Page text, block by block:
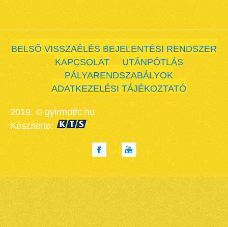
BELSŐ VISSZAÉLÉS BEJELENTÉSI RENDSZER
KAPCSOLAT
UTÁNPÓTLÁS
PÁLYARENDSZABÁLYOK
ADATKEZELÉSI TÁJÉKOZTATÓ
2019. © gyirmotfc.hu
Készítette: